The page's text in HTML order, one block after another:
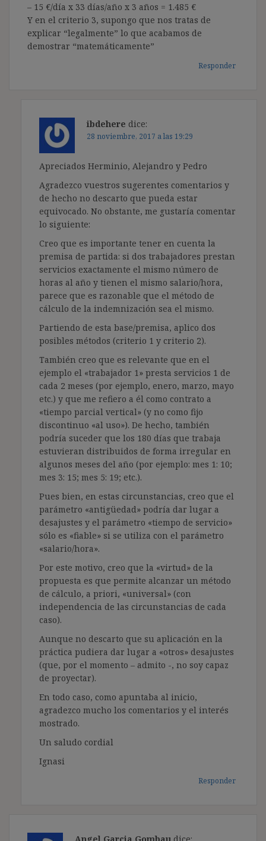
– 15 €/día x 33 días/año x 3 años = 1.485 €
Y en el criterio 3, supongo que nos tratas de
explicar “legalmente” lo que acabamos de
demostrar “matemáticamente”
Responder
ibdehere dice:
28 noviembre, 2017 a las 19:29
Apreciados Herminio, Alejandro y Pedro
Agradezco vuestros sugerentes comentarios y
de hecho no descarto que pueda estar
equivocado. No obstante, me gustaría comentar
lo siguiente:
Creo que es importante tener en cuenta la
premisa de partida: si dos trabajadores prestan
servicios exactamente el mismo número de
horas al año y tienen el mismo salario/hora,
parece que es razonable que el método de
cálculo de la indemnización sea el mismo.
Partiendo de esta base/premisa, aplico dos
posibles métodos (criterio 1 y criterio 2).
También creo que es relevante que en el
ejemplo el «trabajador 1» presta servicios 1 de
cada 2 meses (por ejemplo, enero, marzo, mayo
etc.) y que me refiero a él como contrato a
«tiempo parcial vertical» (y no como fijo
discontinuo «al uso»). De hecho, también
podría suceder que los 180 días que trabaja
estuvieran distribuidos de forma irregular en
algunos meses del año (por ejemplo: mes 1: 10;
mes 3: 15; mes 5: 19; etc.).
Pues bien, en estas circunstancias, creo que el
parámetro «antigüedad» podría dar lugar a
desajustes y el parámetro «tiempo de servicio»
sólo es «fiable» si se utiliza con el parámetro
«salario/hora».
Por este motivo, creo que la «virtud» de la
propuesta es que permite alcanzar un método
de cálculo, a priori, «universal» (con
independencia de las circunstancias de cada
caso).
Aunque no descarto que su aplicación en la
práctica pudiera dar lugar a «otros» desajustes
(que, por el momento – admito -, no soy capaz
de proyectar).
En todo caso, como apuntaba al inicio,
agradezco mucho los comentarios y el interés
mostrado.
Un saludo cordial
Ignasi
Responder
Angel Garcia Gombau dice: